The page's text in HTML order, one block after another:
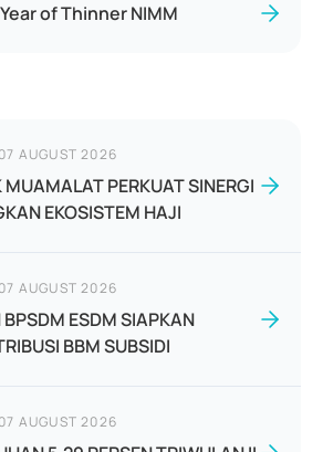
of Thinner NIMM
07 AUGUST 2026
PERKUAT SINERGI
EKOSISTEM HAJI
07 AUGUST 2026
ESDM SIAPKAN
BBM SUBSIDI
07 AUGUST 2026